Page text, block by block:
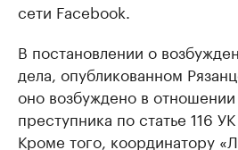
сети Facebook.
В постановлении о
дела, опубликованном
оно возбуждено в
преступника по статье 116
Кроме того, координатору